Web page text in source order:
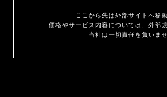
ここから先は外部サイトへ移
価格やサービス内容については、外部
当社は一切責任を負いませ